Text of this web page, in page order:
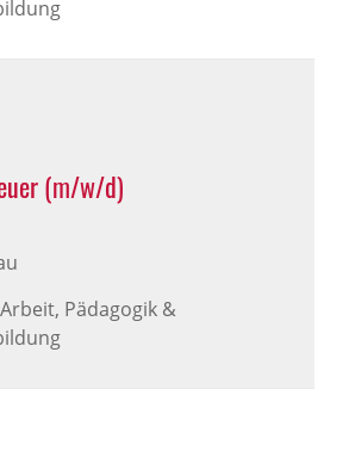
(m/w/d)
Pädagogik &